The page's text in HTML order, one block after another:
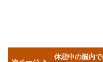
休憩中の脳内